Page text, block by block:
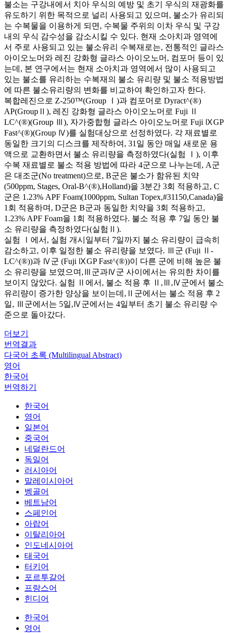
불소는 구강내에서 치아 우식의 예방 및 초기 우식의 재광화를
유도하기 위한 목적으로 널리 사용되고 있으며, 불소가 유리되
는 수복물을 이용하게 되면, 수복물 주위의 이차 우식 및 구강
내의 우식 감수성을 감소시킬 수 있다. 현재 소아치과 영역에
서 주로 사용되고 있는 불소유리 수복재로는, 전통적인 글라스
아이오노머와 레진 강화형 글라스 아이오노머, 컴포머 등이 있
는데, 본 연구에서는 현재 소아치과 영역에서 많이 사용되고
있는 불소를 유리하는 수복재의 불소 유리량 및 불소 적용방법
에 따른 불소유리량의 변화를 비교하여 확인하고자 한다.
복합레진으로 Z-250™(Group Ⅰ)과 컴포머로 Dyract^(®)
AP(GroupⅡ), 레진 강화형 글라스 아이오노머로 Fuji Ⅱ
LC^(®)(Group Ⅲ), 자가중합형 글라스 아이오노머로 Fuji ⅨGP
Fast^(®)(Group Ⅳ)를 실험대상으로 선정하였다. 각 재료별로
동일한 크기의 디스크를 제작하여, 31일 동안 매일 새로운 용
액으로 교환하면서 불소 유리량을 측정하였다(실험 Ⅰ), 이후
수복 재료별로 불소 적용 방법에 따라 4군으로 나누는데, A군
은 대조군(No treatment)으로, B군은 불소가 함유된 치약
(500ppm, Stages, Oral-B^(®),Holland)을 3분간 3회 적용하고, C
군은 1.23% APF Foam(1000ppm, Sultan Topex,#31150,Canada)을
1회 적용하며, D군은 B군과 동일한 치약을 3회 적용하고,
1.23% APF Foam을 1회 적용하였다. 불소 적용 후 7일 동안 불
소 유리량을 측정하였다(실험Ⅱ).
실험 Ⅰ에서, 실험 개시일부터 7일까지 불소 유리량이 급속히
감소하고, 이후 일정한 불소 유리량을 보였다. Ⅲ군 (Fuji Ⅱ-
LC^(®))과 Ⅳ군 (Fuji ⅨGP Fast^(®))이 다른 군에 비해 높은 불
소 유리량을 보였으며,Ⅲ군과Ⅳ군 사이에서는 유의한 차이를
보이지 않았다. 실험 Ⅱ에서, 불소 적용 후 Ⅱ,Ⅲ,Ⅳ군에서 불소
유리량이 증가한 양상을 보이는데,Ⅱ군에서는 불소 적용 후 2
일, Ⅲ군에서는 5일,Ⅳ군에서는 4일부터 초기 불소 유리량 수
준으로 돌아갔다.
더보기
번역결과
다국어 초록 (Multilingual Abstract)
영어
한국어
번역하기
한국어
영어
일본어
중국어
네덜란드어
독일어
러시아어
말레이시아어
벵골어
베트남어
스페인어
아랍어
이탈리아어
인도네시아어
태국어
터키어
포르투갈어
프랑스어
힌디어
한국어
영어